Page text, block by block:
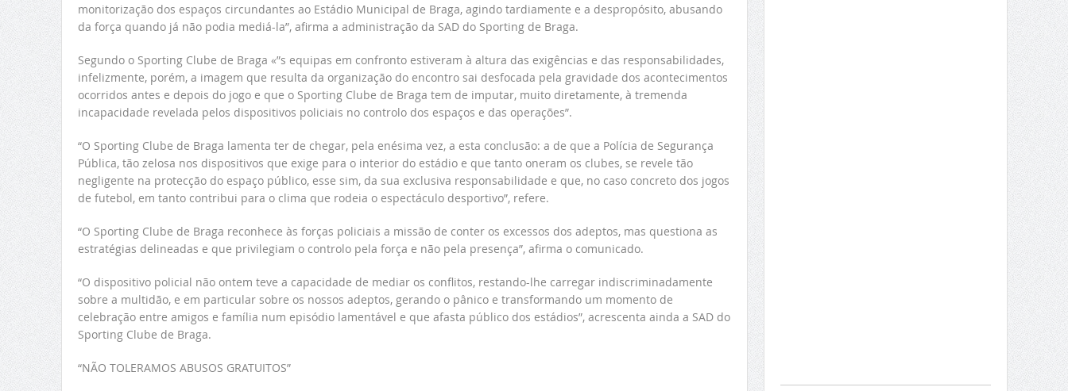
monitorização dos espaços circundantes ao Estádio Municipal de Braga, agindo tardiamente e a despropósito, abusando
da força quando já não podia mediá-la”, afirma a administração da SAD do Sporting de Braga.
Segundo o Sporting Clube de Braga «”s equipas em confronto estiveram à altura das exigências e das responsabilidades,
infelizmente, porém, a imagem que resulta da organização do encontro sai desfocada pela gravidade dos acontecimentos
ocorridos antes e depois do jogo e que o Sporting Clube de Braga tem de imputar, muito diretamente, à tremenda
incapacidade revelada pelos dispositivos policiais no controlo dos espaços e das operações”.
“O Sporting Clube de Braga lamenta ter de chegar, pela enésima vez, a esta conclusão: a de que a Polícia de Segurança
Pública, tão zelosa nos dispositivos que exige para o interior do estádio e que tanto oneram os clubes, se revele tão
negligente na protecção do espaço público, esse sim, da sua exclusiva responsabilidade e que, no caso concreto dos jogos
de futebol, em tanto contribui para o clima que rodeia o espectáculo desportivo”, refere.
“O Sporting Clube de Braga reconhece às forças policiais a missão de conter os excessos dos adeptos, mas questiona as
estratégias delineadas e que privilegiam o controlo pela força e não pela presença”, afirma o comunicado.
“O dispositivo policial não ontem teve a capacidade de mediar os conflitos, restando-lhe carregar indiscriminadamente
sobre a multidão, e em particular sobre os nossos adeptos, gerando o pânico e transformando um momento de
celebração entre amigos e família num episódio lamentável e que afasta público dos estádios”, acrescenta ainda a SAD do
Sporting Clube de Braga.
“NÃO TOLERAMOS ABUSOS GRATUITOS”